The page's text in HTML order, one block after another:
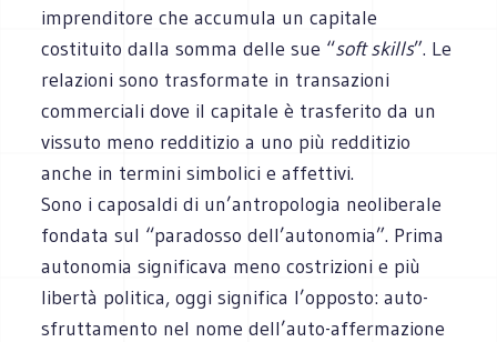
imprenditore che accumula un capitale
costituito dalla somma delle sue “soft skills”. Le
relazioni sono trasformate in transazioni
commerciali dove il capitale è trasferito da un
vissuto meno redditizio a uno più redditizio
anche in termini simbolici e affettivi.
Sono i caposaldi di un’antropologia neoliberale
fondata sul “paradosso dell’autonomia”. Prima
autonomia significava meno costrizioni e più
libertà politica, oggi significa l’opposto: auto-
sfruttamento nel nome dell’auto-affermazione